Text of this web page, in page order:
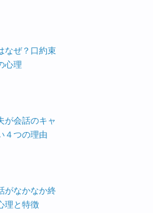
なぜ？口約束
心理
が会話のキャ
４つの理由
がなかなか終
理と特徴